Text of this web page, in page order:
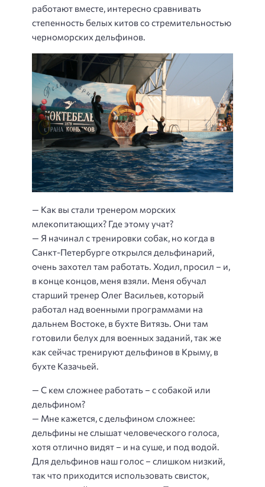
работают вместе, интересно сравнивать
степенность белых китов со стремительностью
черноморских дельфинов.
— Как вы стали тренером морских
млекопитающих? Где этому учат?
— Я начинал с тренировки собак, но когда в
Санкт-Петербурге открылся дельфинарий,
очень захотел там работать. Ходил, просил – и,
в конце концов, меня взяли. Меня обучал
старший тренер Олег Васильев, который
работал над военными программами на
дальнем Востоке, в бухте Витязь. Они там
готовили белух для военных заданий, так же
как сейчас тренируют дельфинов в Крыму, в
бухте Казачьей.
— С кем сложнее работать – с собакой или
дельфином?
— Мне кажется, с дельфином сложнее:
дельфины не слышат человеческого голоса,
хотя отлично видят – и на суше, и под водой.
Для дельфинов наш голос – слишком низкий,
так что приходится использовать свисток,